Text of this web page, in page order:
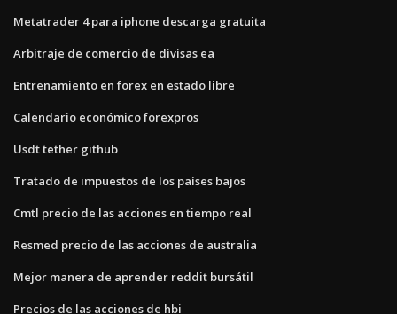
Metatrader 4 para iphone descarga gratuita
Arbitraje de comercio de divisas ea
Entrenamiento en forex en estado libre
Calendario económico forexpros
Usdt tether github
Tratado de impuestos de los países bajos
Cmtl precio de las acciones en tiempo real
Resmed precio de las acciones de australia
Mejor manera de aprender reddit bursátil
Precios de las acciones de hbi